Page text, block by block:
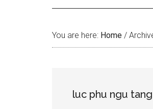
You are here: Home /
luc phu ngu tang